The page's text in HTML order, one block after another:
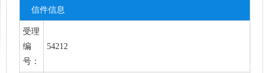
信件信息
受理
编
号：
54212